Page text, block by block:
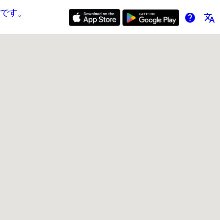
す。
help translate